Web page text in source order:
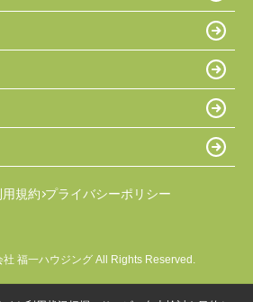
用規約 プライバシーポリシー
福一ハウジング All Rights Reserved.